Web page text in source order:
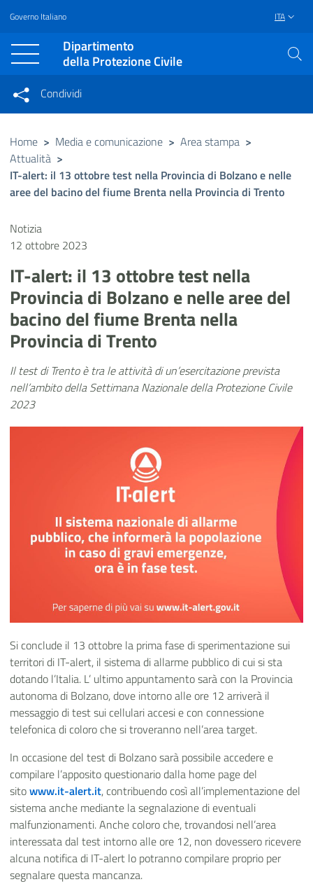
Vai al contenuto principale
Raggiungi il piè di pagina
Governo Italiano ITA
Dipartimento
della Protezione Civile
Condividi su Facebook
Condividi su Twitter
Condividi
Condividi sui social network
Home > Media e comunicazione > Area stampa >
Attualità >
IT-alert: il 13 ottobre test nella Provincia di Bolzano e nelle
aree del bacino del fiume Brenta nella Provincia di Trento
Notizia
12 ottobre 2023
IT-alert: il 13 ottobre test nella
Provincia di Bolzano e nelle aree del
bacino del fiume Brenta nella
Provincia di Trento
Il test di Trento è tra le attività di un’esercitazione prevista
nell’ambito della Settimana Nazionale della Protezione Civile
2023
Si conclude il 13 ottobre la prima fase di sperimentazione sui
territori di IT-alert, il sistema di allarme pubblico di cui si sta
dotando l’Italia. L’ ultimo appuntamento sarà con la Provincia
autonoma di Bolzano, dove intorno alle ore 12 arriverà il
messaggio di test sui cellulari accesi e con connessione
telefonica di coloro che si troveranno nell’area target.
In occasione del test di Bolzano sarà possibile accedere e
compilare l’apposito questionario dalla home page del
sitowww.it-alert.it, contribuendo così all’implementazione del
sistema anche mediante la segnalazione di eventuali
malfunzionamenti. Anche coloro che, trovandosi nell’area
interessata dal test intorno alle ore 12, non dovessero ricevere
alcuna notifica di IT-alert lo potranno compilare proprio per
segnalare questa mancanza.